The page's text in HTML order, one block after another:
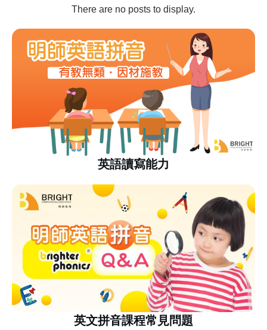
英語讀寫能力
英文拼音課程常見問題